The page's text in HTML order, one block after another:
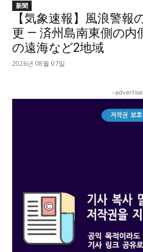
新聞
【気象速報】風浪警報
更 — 済州島南東側の内
の遠海など2地域
2026년 08월 07일
-